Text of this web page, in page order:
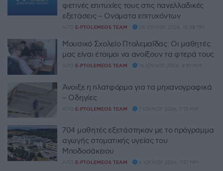
φετινές επιτυχίες τους στις πανελλαδικές
εξετάσεις – Ονόματα επιτυχόντων
ΑΠΌ E-PTOLEMEOS TEAM 28 ΙΟΥΛΊΟΥ 2026, 10:38 ΠΜ
Μουσικό Σχολείο Πτολεμαΐδας: Οι μαθητές
μας είναι έτοιμοι να ανοίξουν τα φτερά τους
ΑΠΌ E-PTOLEMEOS TEAM 16 ΙΟΥΛΊΟΥ 2026, 8:51 ΜΜ
Άνοιξε η πλατφόρμα για τα μηχανογραφικά
– Οδηγίες
ΑΠΌ E-PTOLEMEOS TEAM 7 ΙΟΥΛΊΟΥ 2026, 7:15 ΜΜ
704 μαθητές εξετάστηκαν με το πρόγραμμα
αγωγής στοματικής υγείας του
Μποδοσάκειου
ΑΠΌ E-PTOLEMEOS TEAM 6 ΙΟΥΛΊΟΥ 2026, 1:51 ΜΜ